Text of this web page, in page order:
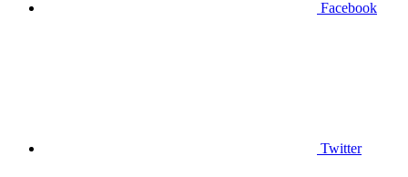
Facebook
Twitter